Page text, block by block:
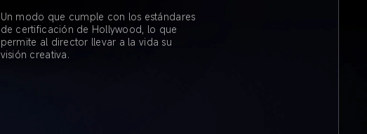
Un modo que cumple con los estándares
de certificación de Hollywood, lo que
permite al director llevar a la vida su
visión creativa.